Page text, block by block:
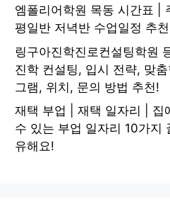
엠폴리어학원 목동 시간표 |
평일반 저녁반 수업일정 추
링구아진학진로컨설팅학원
진학 컨설팅, 입시 전략, 맞춤
그램, 위치, 문의 방법 추천!
재택 부업 | 재택 일자리 | 집
수 있는 부업 일자리 10가지
유해요!